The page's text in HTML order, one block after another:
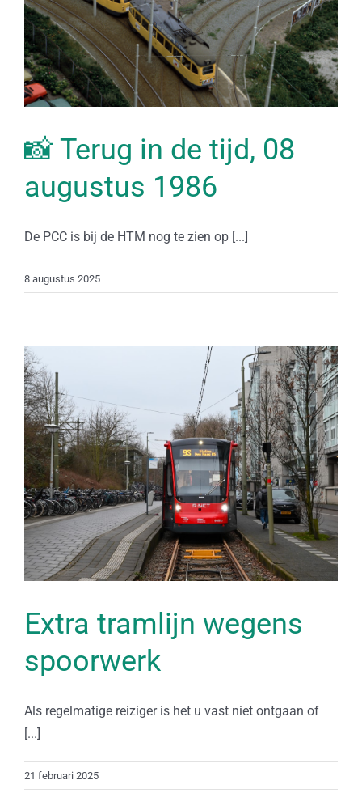
📸 Terug in de tijd, 08
augustus 1986
De PCC is bij de HTM nog te zien op [...]
8 augustus 2025
Extra tramlijn wegens
spoorwerk
Als regelmatige reiziger is het u vast niet ontgaan of
[...]
21 februari 2025